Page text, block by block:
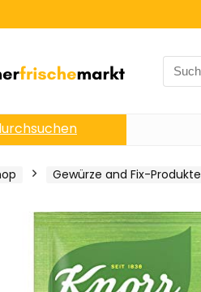
Search
for:
Gewürze and Fix-Produkte